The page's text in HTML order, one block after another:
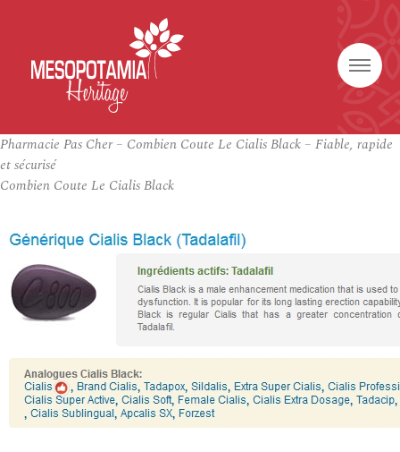
Pharmacie Pas Cher – Combien Coute Le Cialis Black – Fiable, rapide
et sécurisé
Combien Coute Le Cialis Black